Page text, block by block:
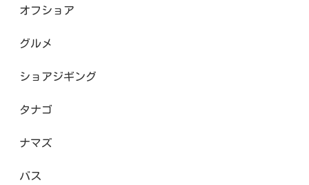
オフショア
グルメ
ショアジギング
タナゴ
ナマズ
バス